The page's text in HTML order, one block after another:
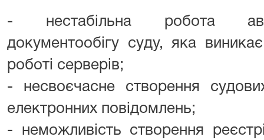
- нестабільна робота
документообігу суду, яка
роботі серверів;
- несвоєчасне створення
електронних повідомлень;
- неможливість створення